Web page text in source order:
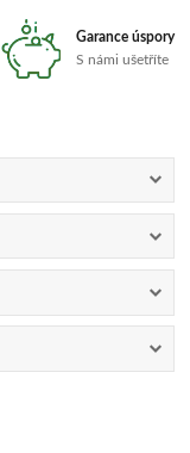
Garance úspory
S námi ušetříte